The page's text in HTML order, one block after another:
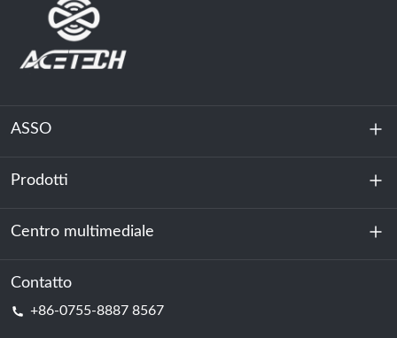
ASSO
Chi siamo
Sostenibilità
Prodotti
Accumulo di energia
Centro dati e sala server
Centro multimediale
Notizia
Contatto
+86-0755-8887 8567